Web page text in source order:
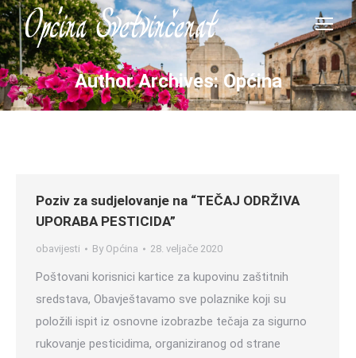
Author Archives:Općina
Poziv za sudjelovanje na “TEČAJ ODRŽIVA
UPORABA PESTICIDA”
obavijesti By Općina 28. veljače 2020
Poštovani korisnici kartice za kupovinu zaštitnih
sredstava, Obavještavamo sve polaznike koji su
položili ispit iz osnovne izobrazbe tečaja za sigurno
rukovanje pesticidima, organiziranog od strane